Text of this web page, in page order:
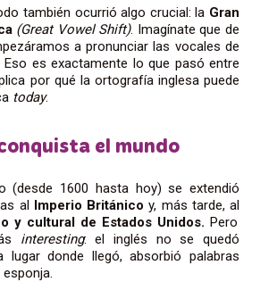
también ocurrió algo crucial: la Gran
(Great Vowel Shift). Imagínate que de
a pronunciar las vocales de
Eso es exactamente lo que pasó entre
por qué la ortografía inglesa puede
today.
el mundo
(desde 1600 hasta hoy) se extendió
al Imperio Británico y, más tarde, al
y cultural de Estados Unidos. Pero
interesting: el inglés no se quedó
lugar donde llegó, absorbió palabras